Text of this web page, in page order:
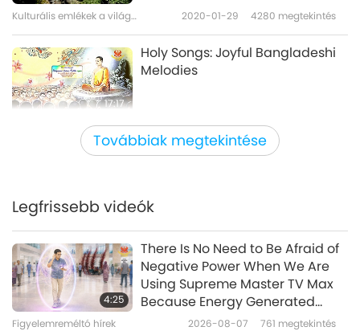
Továbbiak megtekintése
Kulturális emlékek a világ
2020-01-29 4280 megtekintés
17:17
Holy Songs: Joyful Bangladeshi
Melodies
Kulturális emlékek a világ minden
2020-01-22 4667
18:24
táján
14:52
Zaouli: Côte d’Ivoire’s
Mesmerizing Mask Dance
Legfrissebb videók
4:25
There Is No Need to Be Afraid of
Negative Power When We Are
Using Supreme Master TV Max
Because Energy Generated
from It Is Far More Powerful than
Figyelemreméltó hírek 2026-08-07 761 megtekintés